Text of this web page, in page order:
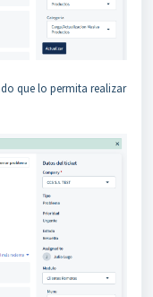
que lo permita realizar